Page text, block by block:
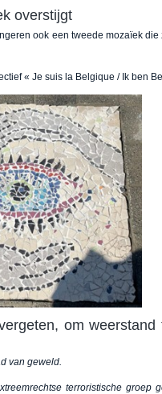
overstijgt
ook een tweede mozaïek die
« Je suis la Belgique / Ik ben
om weerstand
van geweld.
terroristische groep